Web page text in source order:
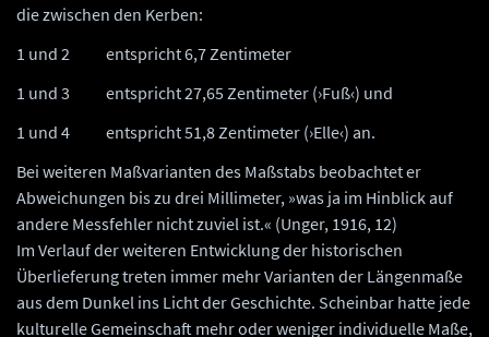
die zwischen den Kerben:
1 und 2 entspricht 6,7 Zentimeter
1 und 3 entspricht 27,65 Zentimeter (›Fuß‹) und
1 und 4 entspricht 51,8 Zentimeter (›Elle‹) an.
Bei weiteren Maßvarianten des Maßstabs beobachtet er
Abweichungen bis zu drei Millimeter, »was ja im Hinblick auf
andere Messfehler nicht zuviel ist.« (Unger, 1916, 12)
Im Verlauf der weiteren Entwicklung der historischen
Überlieferung treten immer mehr Varianten der Längenmaße
aus dem Dunkel ins Licht der Geschichte. Scheinbar hatte jede
kulturelle Gemeinschaft mehr oder weniger individuelle Maße,